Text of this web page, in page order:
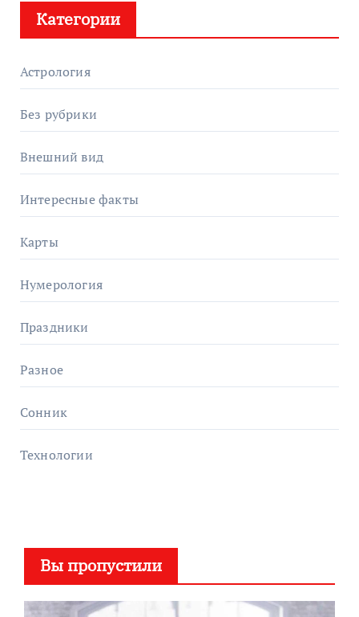
Категории
Астрология
Без рубрики
Внешний вид
Интересные факты
Карты
Нумерология
Праздники
Разное
Сонник
Технологии
Вы пропустили